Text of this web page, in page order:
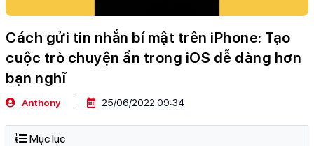
Cách gửi tin nhắn bí mật trên iPhone: Tạo
cuộc trò chuyện ẩn trong iOS dễ dàng hơn
bạn nghĩ
Anthony 25/06/2022 09:34
Mục lục